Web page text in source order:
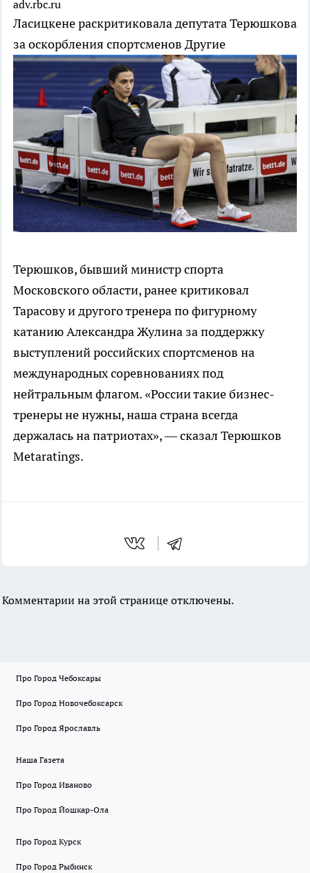
adv.rbc.ru
Ласицкене раскритиковала депутата Терюшкова
за оскорбления спортсменов Другие
Терюшков, бывший министр спорта
Московского области, ранее критиковал
Тарасову и другого тренера по фигурному
катанию Александра Жулина за поддержку
выступлений российских спортсменов на
международных соревнованиях под
нейтральным флагом. «России такие бизнес-
тренеры не нужны, наша страна всегда
держалась на патриотах», — сказал Терюшков
Metaratings.
Комментарии на этой странице отключены.
Про Город Чебоксары
Про Город Новочебоксарск
Про Город Ярославль
Наша Газета
Про Город Иваново
Про Город Йошкар-Ола
Про Город Курск
Про Город Рыбинск